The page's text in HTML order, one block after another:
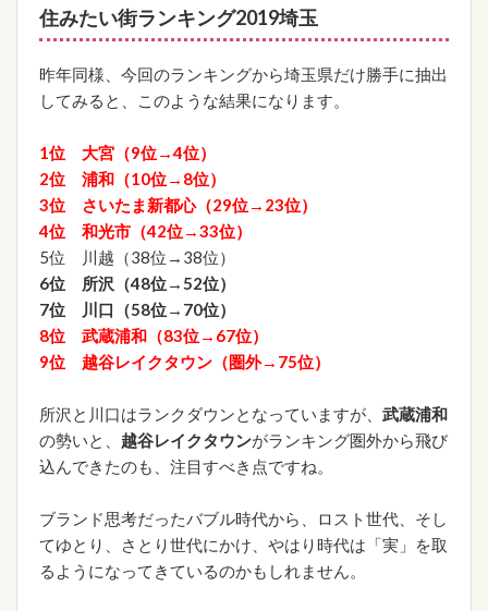
住みたい街ランキング2019埼玉
昨年同様、今回のランキングから埼玉県だけ勝手に抽出
してみると、このような結果になります。
1位 大宮（9位→4位）
2位 浦和（10位→8位）
3位 さいたま新都心（29位→23位）
4位 和光市（42位→33位）
5位 川越（38位→38位）
6位 所沢（48位→52位）
7位 川口（58位→70位）
8位 武蔵浦和（83位→67位）
9位 越谷レイクタウン（圏外→75位）
所沢と川口はランクダウンとなっていますが、 武蔵浦和
の勢いと、 越谷レイクタウンがランキング圏外から飛び
込んできたのも、注目すべき点ですね。
ブランド思考だったバブル時代から、ロスト世代、そし
てゆとり、さとり世代にかけ、やはり時代は「実」を取
るようになってきているのかもしれません。